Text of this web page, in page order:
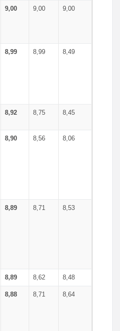
9,00 9,00 9,00
8,99 8,99 8,49
8,92 8,75 8,45
8,90 8,56 8,06
8,89 8,71 8,53
8,89 8,62 8,48
8,88 8,71 8,64